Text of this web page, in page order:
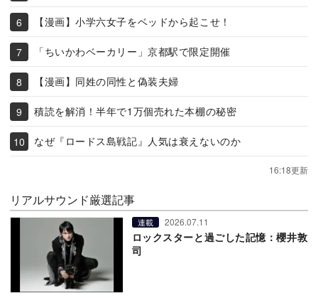
【漫画】小学六女子をベッドから起こせ！
「ちいかわベーカリー」京都駅で限定開催
【漫画】同姓の同性と偽装夫婦
積読を解消！半年で1万個売れた本棚の秘密
なぜ『ロードス島戦記』人気は衰えないのか
16:18更新
リアルサウンド厳選記事
連載 2026.07.11
ロックスターと過ごした記憶：櫻井敦
司